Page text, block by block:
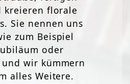
kreieren florale
Sie nennen uns
zum Beispiel
oder
wir kümmern
alles Weitere.